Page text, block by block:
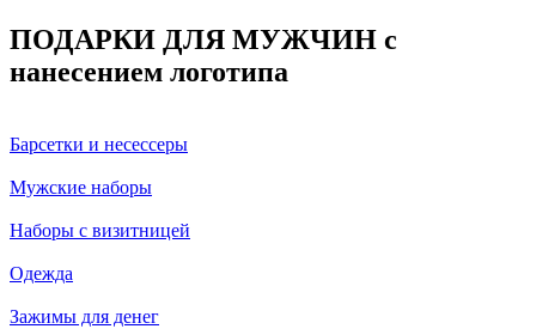
ПОДАРКИ ДЛЯ МУЖЧИН с
нанесением логотипа
Барсетки и несессеры
Мужские наборы
Наборы с визитницей
Одежда
Зажимы для денег